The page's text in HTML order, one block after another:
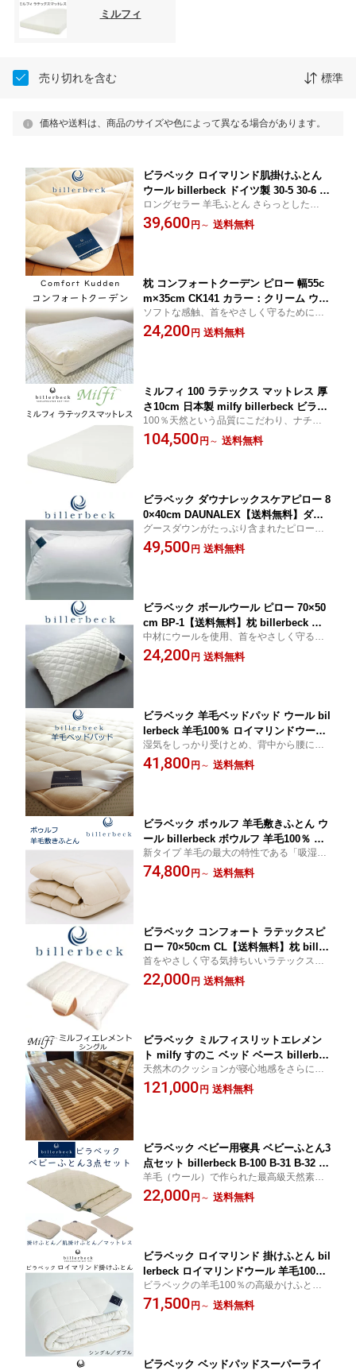
ミルフィ
売り切れを含む 標準
価格や送料は、商品のサイズや色によって異なる場合があります。
ビラベック ロイマリンド肌掛けふとん
ウール billerbeck ドイツ製 30-5 30-6 30
-8
ロングセラー 羊毛ふとん さらっとした感触
で四季を通じてご使用いただけます
39,600 円 ～ 送料無料
枕 コンフォートクーデン ピロー 幅55c
m×35cm CK141 カラー：クリーム ウレ
タンフォーム comfort kudden 枕 まく
ら 枕 ピロー ビラベック
ソフトな感触、首をやさしく守るためにデ
ザインされた北欧生まれのピロー
24,200 円 送料無料
ミルフィ 100 ラテックス マットレス 厚
さ10cm 日本製 milfy billerbeck ビラベ
ック CLM-0 CLM-1 CLM-2 CLM-4
100％天然という品質にこだわり、ナチュ
ラルでふっくらとやさしい弾力のマットレ
ス、セミシングル、シングル セミダブ
104,500 円 ～ 送料無料
ビラベック ダウナレックスケアピロー 8
0×40cm DAUNALEX【送料無料】ダウ
ン ラテックス 枕 billerbeck まくら 枕
ピロー
グースダウンがたっぷり含まれたピロー、
ラテックスの2層構造で首をしっかりサポー
トします
49,500 円 送料無料
ビラベック ボールウール ピロー 70×50
cm BP-1【送料無料】枕 billerbeck ま
くら 枕 ピロー
中材にウールを使用、首をやさしく守るた
めの特殊構造、やさしく首肩を支え包む枕
24,200 円 送料無料
ビラベック 羊毛ベッドパッド ウール bil
lerbeck 羊毛100％ ロイマリンドウール
吸湿発散 四隅ゴム付き ドイツ製 17-1 1
7-2 17-4 17-5 17-6
湿気をしっかり受けとめ、背中から腰にか
けてウール独特の心地よいあたたかさ
41,800 円 ～ 送料無料
ビラベック ボゥルフ 羊毛敷きふとん ウ
ール billerbeck ボウルフ 羊毛100％ ロ
イマリンドウール オーバーレイ 上敷き
ドイツ製 BUB-1 BUB-2 BUB-3 BUB-4 B
新タイプ 羊毛の最大の特性である「吸湿機
能」を最大限に活かしたビラベック最高の
傑作の敷きふとんです
74,800 円 ～ 送料無料
ビラベック コンフォート ラテックスピ
ロー 70×50cm CL【送料無料】枕 biller
beck まくら 枕 ピロー
首をやさしく守る気持ちいいラテックスピ
ローです
22,000 円 送料無料
ビラベック ミルフィスリットエレメン
ト milfy すのこ ベッド ベース billerbec
k MSE-0 MSE-1 MSE-2 ※商品はすのこ
のみ、木枠ベッドベースは含まれており
天然木のクッションが寝心地感をさらに快
適にします。ミルフィマットレスとの相性
は良好です
121,000 円 送料無料
ビラベック ベビー用寝具 ベビーふとん3
点セット billerbeck B-100 B-31 B-32 B-
10
羊毛（ウール）で作られた最高級天然素材
の赤ちゃんのためのベビーふとんです
22,000 円 ～ 送料無料
ビラベック ロイマリンド 掛けふとん bil
lerbeck ロイマリンドウール 羊毛100％
ドイツ製 CWQ-5 CWQ-7
ビラベックの羊毛100％の高級かけふと
ん、ロイマリンドウールたっぷりのあたた
かさ
71,500 円 ～ 送料無料
ビラベック ベッドパッドスーパーライ